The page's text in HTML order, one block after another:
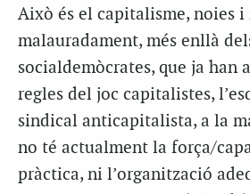
Això és el capitalisme, noies i
malauradament, més enllà
socialdemòcrates, que ja han
regles del joc capitalistes,
sindical anticapitalista, a la
no té actualment la força/
pràctica, ni l’organització